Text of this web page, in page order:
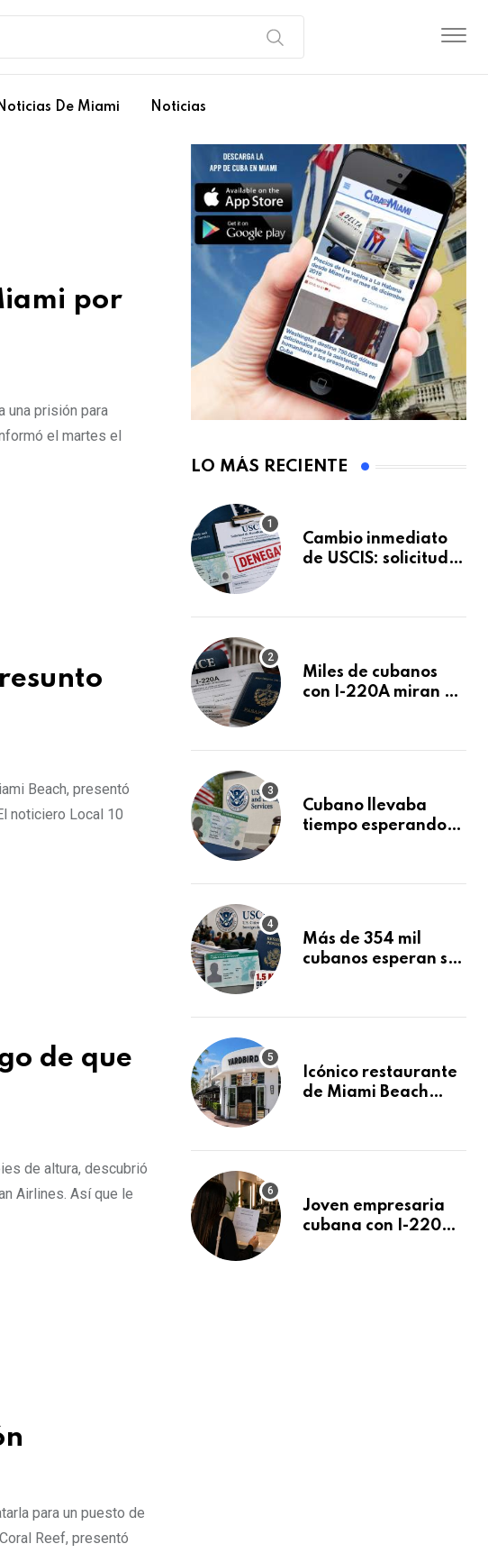
De Miami Noticias
por
una prisión para
el martes el
Beach, presentó
noticiero Local 10
de que
de altura, descubrió
Airlines. Así que le
para un puesto de
Reef, presentó
LO MÁS RECIENTE
Cambio inmediato
de USCIS: solicitudes
sin previo aviso
Miles de cubanos
con I-220A miran al
decidirse en una
Cubano llevaba
tiempo esperando
tras Writ of
Más de 354 mil
cubanos esperan su
acumula 1.5 millones
Icónico restaurante
de Miami Beach
después de 15 años
Joven empresaria
cubana con I-220A